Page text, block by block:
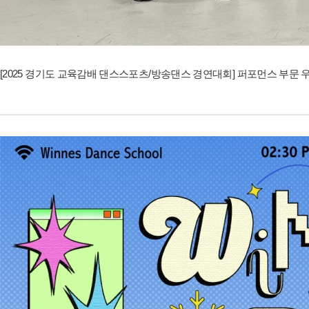
[2025 경기도 교육감배 댄스스포츠/방송댄스 경연대회] 퍼포먼스 부문